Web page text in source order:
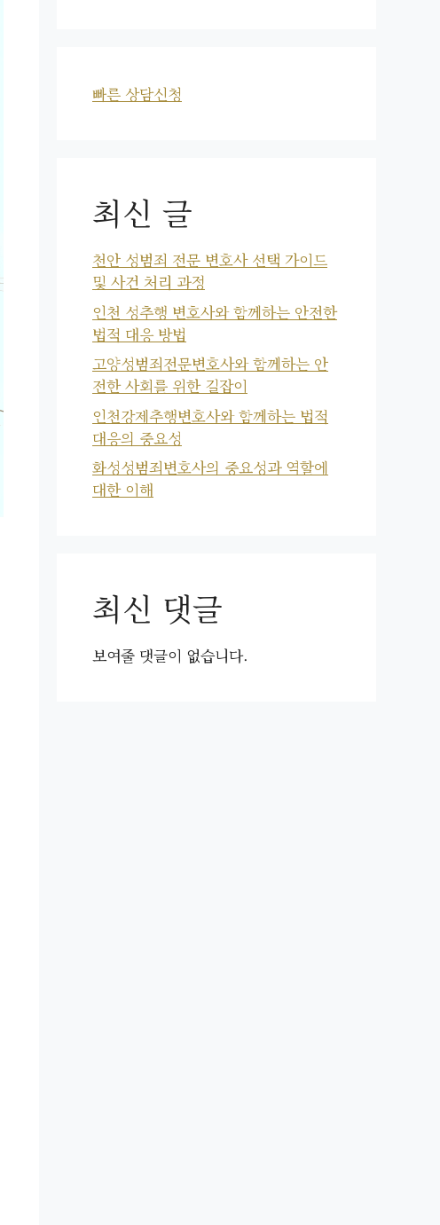
빠른 상담신청
최신 글
천안 성범죄 전문 변호사 선택 가이드
및 사건 처리 과정
인천 성추행 변호사와 함께하는 안전한
법적 대응 방법
고양성범죄전문변호사와 함께하는 안
전한 사회를 위한 길잡이
인천강제추행변호사와 함께하는 법적
대응의 중요성
화성성범죄변호사의 중요성과 역할에
대한 이해
최신 댓글
보여줄 댓글이 없습니다.